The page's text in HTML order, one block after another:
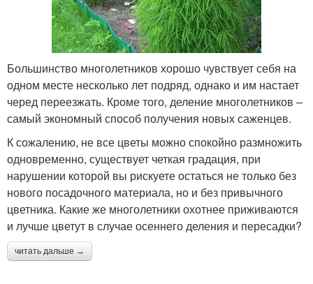
Большинство многолетников хорошо чувствует себя на
одном месте несколько лет подряд, однако и им настает
черед переезжать. Кроме того, деление многолетников –
самый экономный способ получения новых саженцев.
К сожалению, не все цветы можно спокойно размножить
одновременно, существует четкая градация, при
нарушении которой вы рискуете остаться не только без
нового посадочного материала, но и без привычного
цветника. Какие же многолетники охотнее приживаются
и лучше цветут в случае осеннего деления и пересадки?
читать дальше →